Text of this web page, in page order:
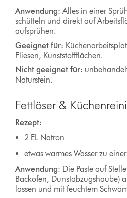
Anwendung: Alles in einer
schütteln und direkt auf
aufsprühen.
Geeignet für:
Fliesen, Kunststoffflächen.
Nicht geeignet für:
Naturstein.
Fettlöser &
Rezept:
2 EL Natron
etwas warmes Wasser zu
Anwendung: Die Paste auf
Backofen, Dunstabzugshaube)
lassen und mit feuchtem